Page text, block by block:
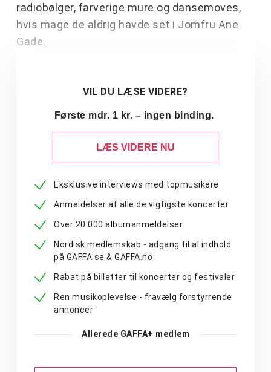
radiobølger, farverige mure og dansemoves,
hvis mage de aldrig havde set i Jomfru Ane
Gade.
VIL DU LÆSE VIDERE?
Første mdr. 1 kr. – ingen binding.
LÆS VIDERE NU
Eksklusive interviews med topmusikere
Anmeldelser af alle de vigtigste koncerter
Over 20.000 albumanmeldelser
Nordisk medlemskab - adgang til al indhold
på GAFFA.se & GAFFA.no
Rabat på billetter til koncerter og festivaler
Ren musikoplevelse - fravælg forstyrrende
annoncer
Allerede GAFFA+ medlem